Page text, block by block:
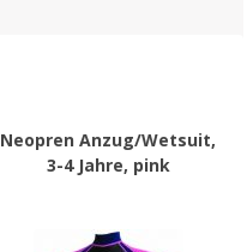
Neopren Anzug/Wetsuit,
3-4 Jahre, pink